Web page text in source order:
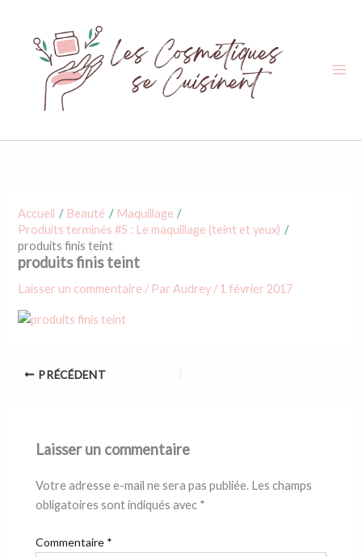
contenu
Accueil Beauté
Maquillage
Produits terminés #5 : Le maquillage (teint et yeux)
produits finis teint
produits finis teint
Laisser un commentaire / ParAudrey / 1 février 2017
PRÉCÉDENT
Laisser un commentaire
Votre adresse e-mail ne sera pas publiée. Les champs
obligatoires sont indiqués avec *
Commentaire *